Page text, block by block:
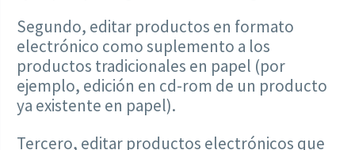
Segundo, editar productos en formato
electrónico como suplemento a los
productos tradicionales en papel (por
ejemplo, edición en cd-rom de un producto
ya existente en papel).
Tercero, editar productos electrónicos que